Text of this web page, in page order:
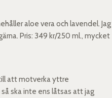
aloe vera och lavendel. Jag
Pris: 349 kr/250 ml., mycket
att motverka yttre
ska inte ens låtsas att jag